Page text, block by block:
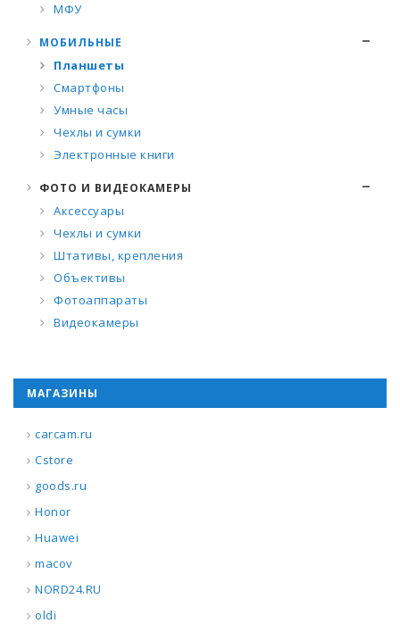
МФУ
МОБИЛЬНЫЕ
Планшеты
Смартфоны
Умные часы
Чехлы и сумки
Электронные книги
ФОТО И ВИДЕОКАМЕРЫ
Аксессуары
Чехлы и сумки
Штативы, крепления
Объективы
Фотоаппараты
Видеокамеры
МАГАЗИНЫ
carcam.ru
Cstore
goods.ru
Honor
Huawei
macov
NORD24.RU
oldi